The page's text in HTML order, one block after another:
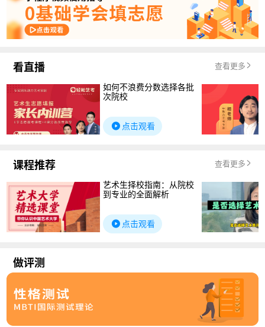
看直播 查看更多
如何不浪费分数选择各批
次院校
点击观看
课程推荐 查看更多
艺术生择校指南：从院校
到专业的全面解析
点击观看
做评测